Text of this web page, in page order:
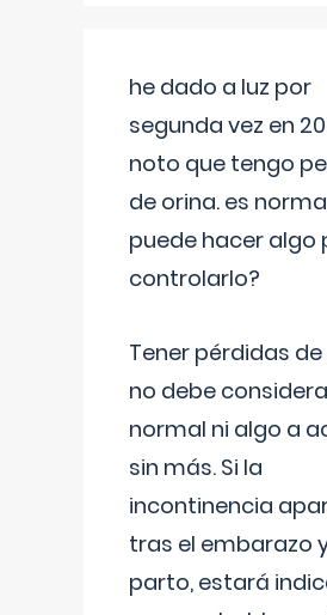
he dado a luz por
segunda vez en
noto que tengo
de orina. es
puede hacer algo
controlarlo?
Tener pérdidas
no debe
normal ni algo a
sin más. Si la
incontinencia
tras el embarazo
parto, estará